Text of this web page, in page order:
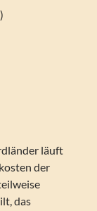
läuft
der
das